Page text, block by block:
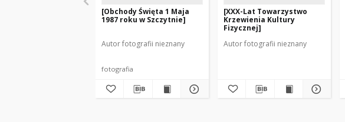
[Obchody Święta 1 Maja
1987 roku w Szczytnie]
Autor fotografii nieznany
fotografia
[XXX-Lat Towarzystwo
Krzewienia Kultury
Fizycznej]
Autor fotografii nieznany